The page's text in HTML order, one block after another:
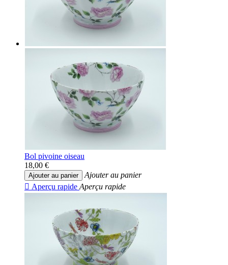
Bol pivoine oiseau
18,00 €
Ajouter au panier
Ajouter au panier
 Aperçu rapide Aperçu rapide